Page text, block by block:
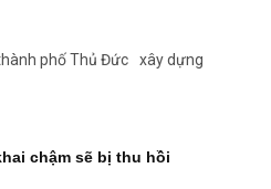
phố Thủ Đức xây dựng
chậm sẽ bị thu hồi